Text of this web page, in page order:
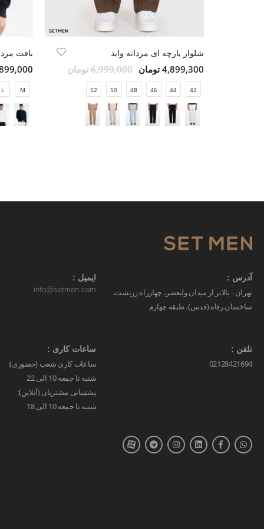
شلوار پارچه ای مردانه واید
4,899,300 تومان 6,999,000 تومان
42
44
46
48
50
52
بافت
5,899,000
M
L
آدرس :
تهران - بالاتر از میدان ولیعصر، چهارراه زرتشت،
ساختمان رفاه (قدس)، طبقه چهارم
ایمیل :
info@setmen.com
تلفن :
02128421694
ساعات کاری :
ساعات کاری شعب (حضوری):
شنبه تا جمعه 10 الی 22
پشتیبانی مشتریان (آنلاین):
شنبه تا جمعه 10 الی 18